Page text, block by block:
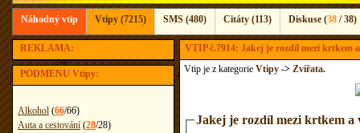
Náhodný vtip Vtipy (7215) SMS (480) Citáty (113) Diskuse (38 / 38)
REKLAMA:
PODMENU Vtipy:
Alkohol (66/66)
Auta a cestování (28/28)
VTIP č.7914: Jakej je rozdíl mezi krtkem
Vtip je z kategorie Vtipy -> Zvířata.
Jakej je rozdíl mezi krtkem a